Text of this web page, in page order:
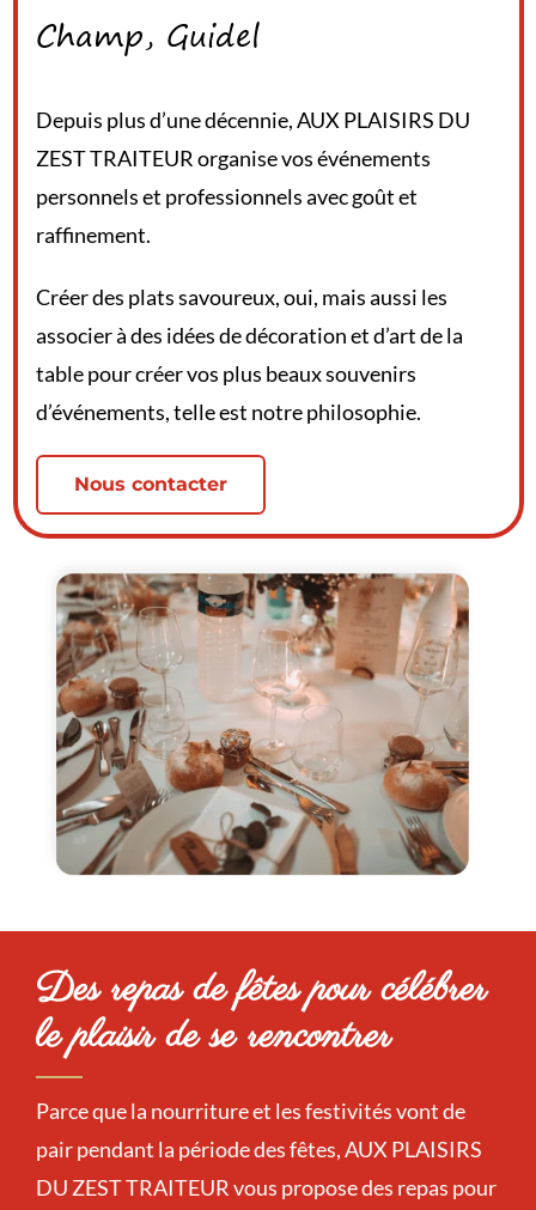
Champ, Guidel
Depuis plus d’une décennie, AUX PLAISIRS DU
ZEST TRAITEUR organise vos événements
personnels et professionnels avec goût et
raffinement.
Créer des plats savoureux, oui, mais aussi les
associer à des idées de décoration et d’art de la
table pour créer vos plus beaux souvenirs
d’événements, telle est notre philosophie.
Nous contacter
Des repas de fêtes pour célébrer
le plaisir de se rencontrer
Parce que la nourriture et les festivités vont de
pair pendant la période des fêtes, AUX PLAISIRS
DU ZEST TRAITEUR vous propose des repas pour